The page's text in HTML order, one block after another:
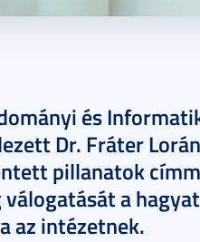
és
Dr. Fráter
pillanatok
a
az intézetnek.